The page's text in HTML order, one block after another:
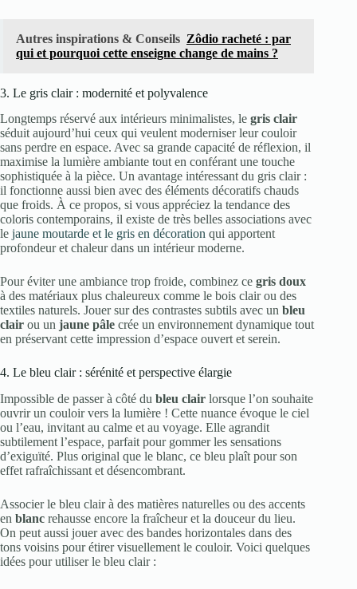
Autres inspirations & Conseils Zôdio racheté : par
qui et pourquoi cette enseigne change de mains ?
3. Le gris clair : modernité et polyvalence
Longtemps réservé aux intérieurs minimalistes, le gris clair
séduit aujourd’hui ceux qui veulent moderniser leur couloir
sans perdre en espace. Avec sa grande capacité de réflexion, il
maximise la lumière ambiante tout en conférant une touche
sophistiquée à la pièce. Un avantage intéressant du gris clair :
il fonctionne aussi bien avec des éléments décoratifs chauds
que froids. À ce propos, si vous appréciez la tendance des
coloris contemporains, il existe de très belles associations avec
le jaune moutarde et le gris en décoration qui apportent
profondeur et chaleur dans un intérieur moderne.
Pour éviter une ambiance trop froide, combinez ce gris doux
à des matériaux plus chaleureux comme le bois clair ou des
textiles naturels. Jouer sur des contrastes subtils avec un bleu
clair ou un jaune pâle crée un environnement dynamique tout
en préservant cette impression d’espace ouvert et serein.
4. Le bleu clair : sérénité et perspective élargie
Impossible de passer à côté du bleu clair lorsque l’on souhaite
ouvrir un couloir vers la lumière ! Cette nuance évoque le ciel
ou l’eau, invitant au calme et au voyage. Elle agrandit
subtilement l’espace, parfait pour gommer les sensations
d’exiguïté. Plus original que le blanc, ce bleu plaît pour son
effet rafraîchissant et désencombrant.
Associer le bleu clair à des matières naturelles ou des accents
en blanc rehausse encore la fraîcheur et la douceur du lieu.
On peut aussi jouer avec des bandes horizontales dans des
tons voisins pour étirer visuellement le couloir. Voici quelques
idées pour utiliser le bleu clair :